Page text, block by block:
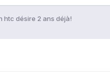
htc désire 2 ans déjà!